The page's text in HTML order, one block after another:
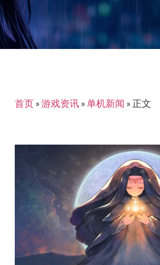
首页 »游戏资讯 »单机新闻 » 正文